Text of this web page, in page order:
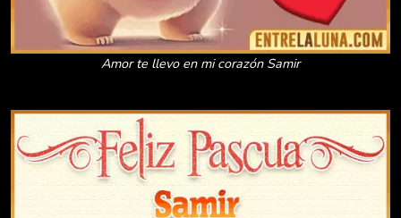
Amor te llevo en mi corazón Samir